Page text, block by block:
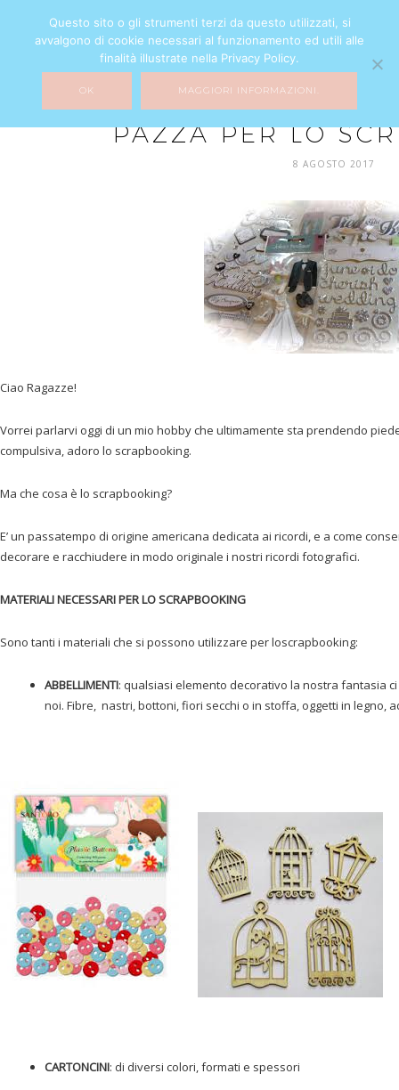
PAZZA PER LO
8 AGOSTO 2017
Ciao Ragazze!
Vorrei parlarvi oggi di un mio hobby che ultimamente sta prendendo
compulsiva, adoro lo scrapbooking.
Ma che cosa è lo scrapbooking?
E’ un passatempo di origine americana dedicata ai ricordi, e a come
decorare e racchiudere in modo originale i nostri ricordi fotografici.
MATERIALI NECESSARI PER LO SCRAPBOOKING
Sono tanti i materiali che si possono utilizzare per loscrapbooking:
ABBELLIMENTI: qualsiasi elemento decorativo la nostra fantasia
noi. Fibre, nastri, bottoni, fiori secchi o in stoffa, oggetti in legno,
CARTONCINI: di diversi colori, formati e spessori
Questo sito o gli strumenti terzi da questo utilizzati, si
avvalgono di cookie necessari al funzionamento ed utili alle
finalità illustrate nella Privacy Policy.
OK MAGGIORI INFORMAZIONI.